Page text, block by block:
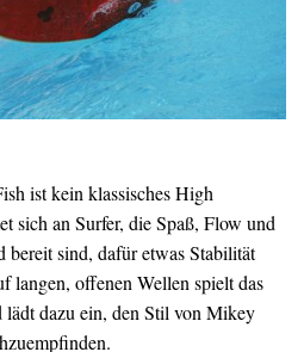
ist kein klassisches High
sich an Surfer, die Spaß, Flow und
sind, dafür etwas Stabilität
langen, offenen Wellen spielt das
lädt dazu ein, den Stil von Mikey